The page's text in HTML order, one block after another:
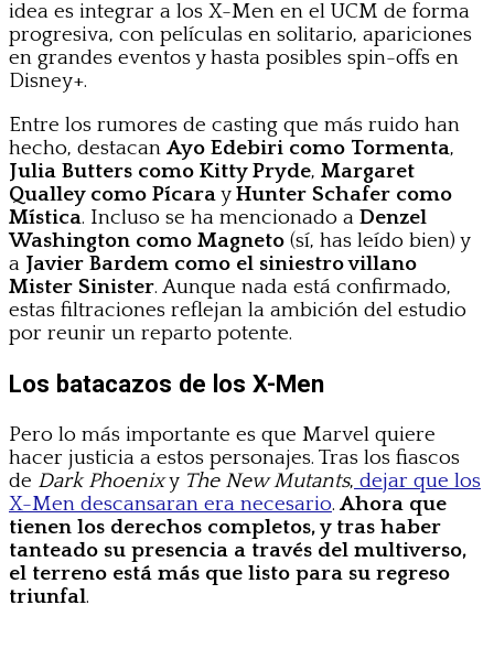
idea es integrar a los X-Men en el UCM de forma
progresiva, con películas en solitario, apariciones
en grandes eventos y hasta posibles spin-offs en
Disney+.
Entre los rumores de casting que más ruido han
hecho, destacan Ayo Edebiri como Tormenta,
Julia Butters como Kitty Pryde, Margaret
Qualley como PícarayHunter Schafer como
Mística. Incluso se ha mencionado a Denzel
Washington como Magneto (sí, has leído bien) y
a Javier Bardem como el siniestro villano
Mister Sinister. Aunque nada está confirmado,
estas filtraciones reflejan la ambición del estudio
por reunir un reparto potente.
Los batacazos de los X-Men
Pero lo más importante es que Marvel quiere
hacer justicia a estos personajes. Tras los fiascos
de Dark Phoenixy The New Mutants, dejar que los
X-Men descansaran era necesario. Ahora que
tienen los derechos completos, y tras haber
tanteado su presencia a través del multiverso,
el terreno está más que listo para su regreso
triunfal.